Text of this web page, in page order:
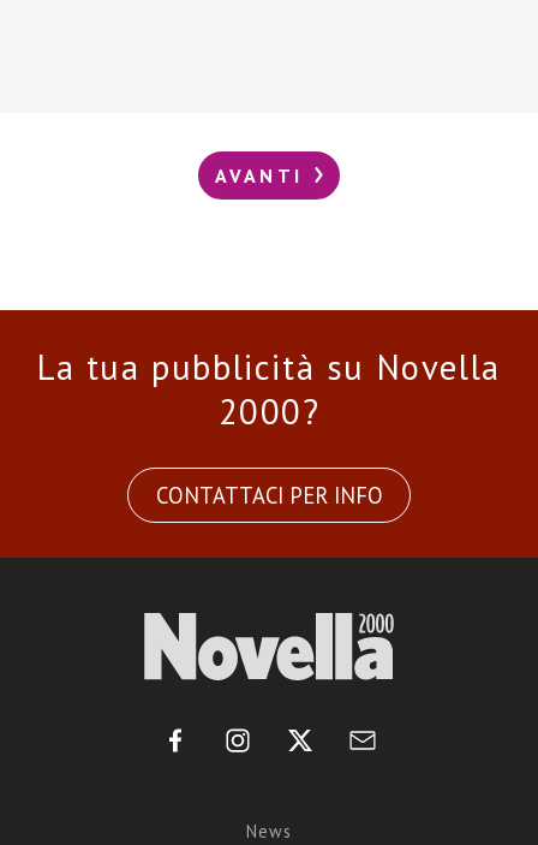
AVANTI
La tua pubblicità su Novella
2000?
CONTATTACI PER INFO
News